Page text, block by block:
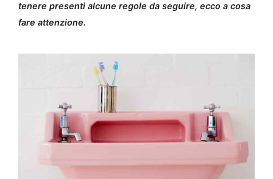
tenere presenti alcune regole da seguire, ecco a cosa
fare attenzione.